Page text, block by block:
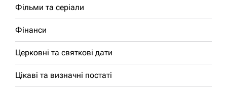
Фільми та серіали
Фінанси
Церковні та святкові дати
Цікаві та визначні постаті